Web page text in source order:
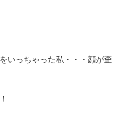
いっちゃった私・・・顔が歪